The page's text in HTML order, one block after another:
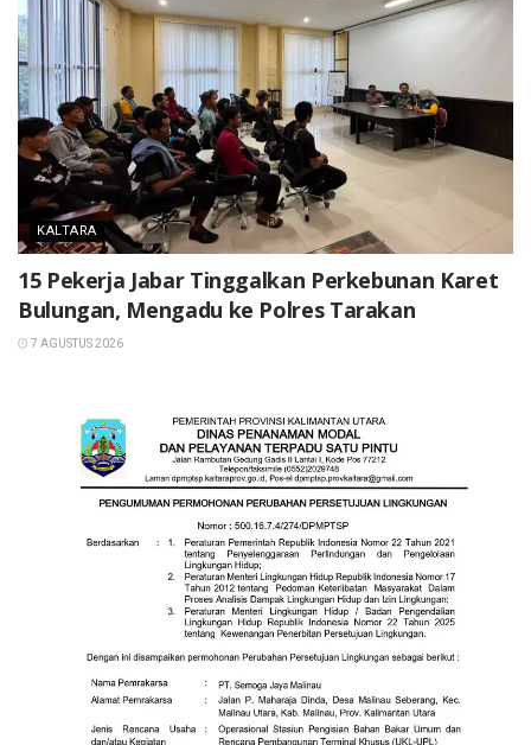
KALTARA
15 Pekerja Jabar Tinggalkan Perkebunan Karet
Bulungan, Mengadu ke Polres Tarakan
7 AGUSTUS 2026